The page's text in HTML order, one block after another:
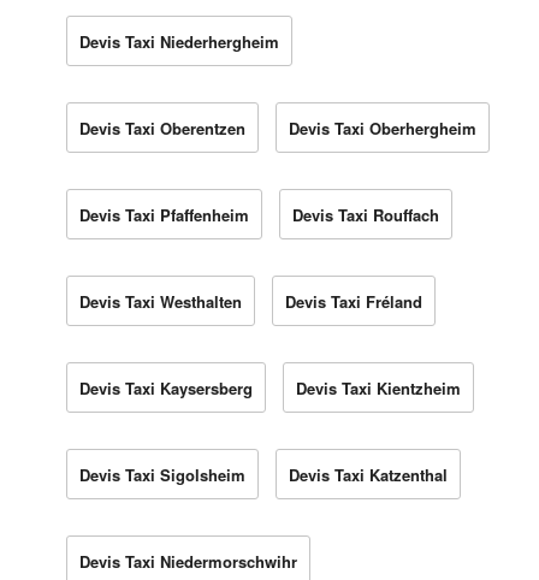
Devis Taxi Niederhergheim
Devis Taxi Oberentzen Devis Taxi Oberhergheim
Devis Taxi Pfaffenheim Devis Taxi Rouffach
Devis Taxi Westhalten Devis Taxi Fréland
Devis Taxi Kaysersberg Devis Taxi Kientzheim
Devis Taxi Sigolsheim Devis Taxi Katzenthal
Devis Taxi Niedermorschwihr